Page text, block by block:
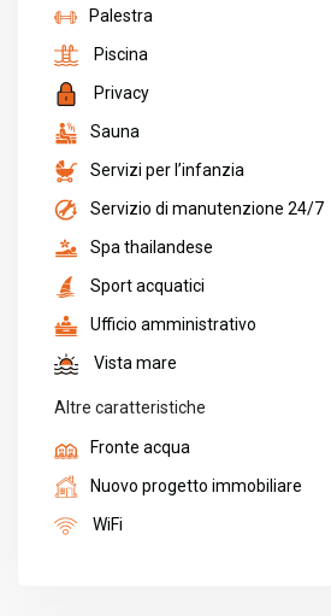
Palestra
Piscina
Privacy
Sauna
Servizi per l’infanzia
Servizio di manutenzione 24/7
Spa thailandese
Sport acquatici
Ufficio amministrativo
Vista mare
Altre caratteristiche
Fronte acqua
Nuovo progetto immobiliare
WiFi